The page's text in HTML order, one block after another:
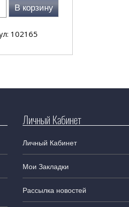
В корзину
102165
Личный Кабинет
Личный Кабинет
Мои Закладки
Рассылка новостей